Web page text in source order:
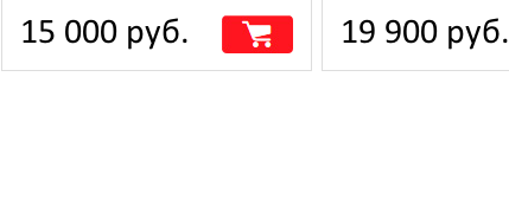
15 000 руб. 19 900 руб.